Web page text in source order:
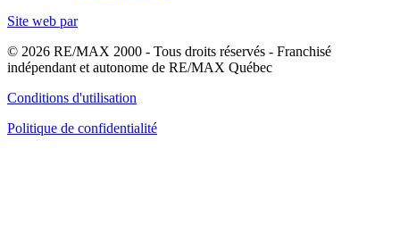
Site web par
© 2026 RE/MAX 2000 - Tous droits réservés - Franchisé
indépendant et autonome de RE/MAX Québec
Conditions d'utilisation
Politique de confidentialité